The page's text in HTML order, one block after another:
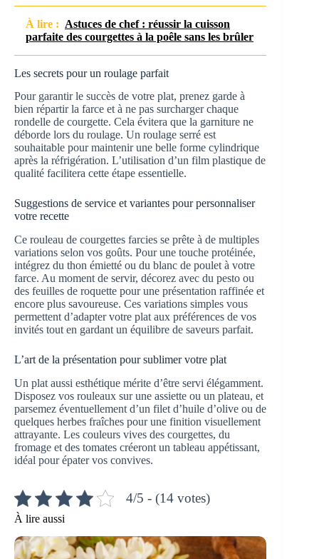
À lire : Astuces de chef : réussir la cuisson
parfaite des courgettes à la poêle sans les brûler
Les secrets pour un roulage parfait
Pour garantir le succès de votre plat, prenez garde à
bien répartir la farce et à ne pas surcharger chaque
rondelle de courgette. Cela évitera que la garniture ne
déborde lors du roulage. Un roulage serré est
souhaitable pour maintenir une belle forme cylindrique
après la réfrigération. L’utilisation d’un film plastique de
qualité facilitera cette étape essentielle.
Suggestions de service et variantes pour personnaliser
votre recette
Ce rouleau de courgettes farcies se prête à de multiples
variations selon vos goûts. Pour une touche protéinée,
intégrez du thon émietté ou du blanc de poulet à votre
farce. Au moment de servir, décorez avec du pesto ou
des feuilles de roquette pour une présentation raffinée et
encore plus savoureuse. Ces variations simples vous
permettent d’adapter votre plat aux préférences de vos
invités tout en gardant un équilibre de saveurs parfait.
L’art de la présentation pour sublimer votre plat
Un plat aussi esthétique mérite d’être servi élégamment.
Disposez vos rouleaux sur une assiette ou un plateau, et
parsemez éventuellement d’un filet d’huile d’olive ou de
quelques herbes fraîches pour une finition visuellement
attrayante. Les couleurs vives des courgettes, du
fromage et des tomates créeront un tableau appétissant,
idéal pour épater vos convives.
4/5 - (14 votes)
À lire aussi